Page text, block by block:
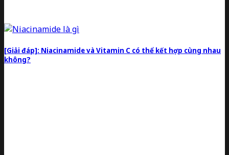
[Giải đáp]: Niacinamide và Vitamin C có thể kết hợp cùng nhau
không?